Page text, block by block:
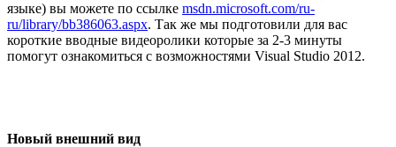
языке) вы можете по ссылке msdn.microsoft.com/ru-
ru/library/bb386063.aspx. Так же мы подготовили для вас
короткие вводные видеоролики которые за 2-3 минуты
помогут ознакомиться с возможностями Visual Studio 2012.
Новый внешний вид